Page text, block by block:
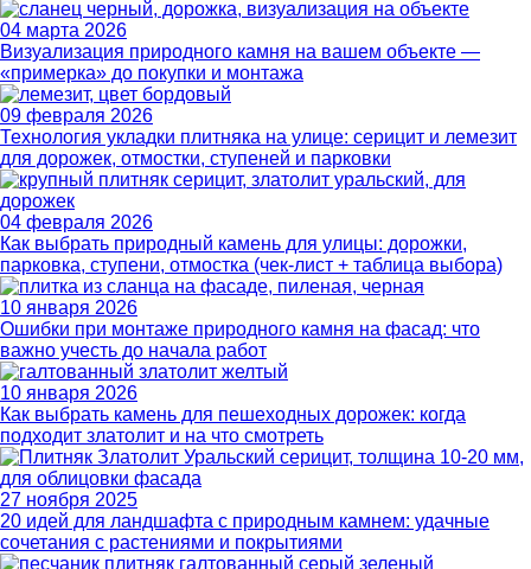
04 марта 2026
Визуализация природного камня на вашем объекте —
«примерка» до покупки и монтажа
09 февраля 2026
Технология укладки плитняка на улице: серицит и лемезит
для дорожек, отмостки, ступеней и парковки
04 февраля 2026
Как выбрать природный камень для улицы: дорожки,
парковка, ступени, отмостка (чек-лист + таблица выбора)
10 января 2026
Ошибки при монтаже природного камня на фасад: что
важно учесть до начала работ
10 января 2026
Как выбрать камень для пешеходных дорожек: когда
подходит златолит и на что смотреть
27 ноября 2025
20 идей для ландшафта с природным камнем: удачные
сочетания с растениями и покрытиями